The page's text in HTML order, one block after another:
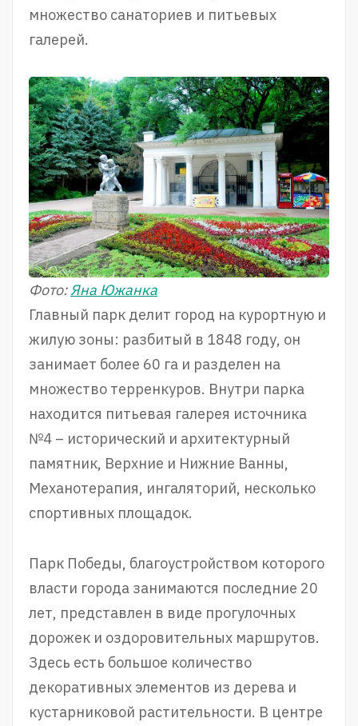
множество санаториев и питьевых
галерей.
Фото:Яна Южанка
Главный парк делит город на курортную и
жилую зоны: разбитый в 1848 году, он
занимает более 60 га и разделен на
множество терренкуров. Внутри парка
находится питьевая галерея источника
№4 – исторический и архитектурный
памятник, Верхние и Нижние Ванны,
Механотерапия, ингаляторий, несколько
спортивных площадок.
Парк Победы, благоустройством которого
власти города занимаются последние 20
лет, представлен в виде прогулочных
дорожек и оздоровительных маршрутов.
Здесь есть большое количество
декоративных элементов из дерева и
кустарниковой растительности. В центре